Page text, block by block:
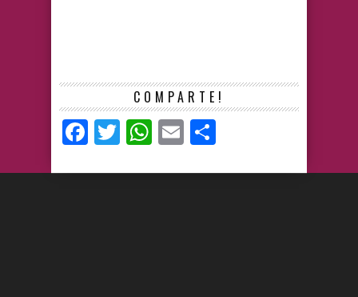
COMPARTE!
Facebook
TwitterWhatsApp
Email